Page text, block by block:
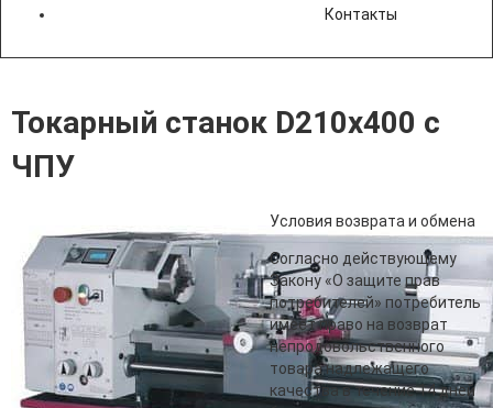
Контакты
Токарный станок D210х400 с
ЧПУ
Условия возврата и обмена
Согласно действующему
Закону «О защите прав
потребителей» потребитель
имеет право на возврат
непродовольственного
товара надлежащего
качества в течение 14 дней